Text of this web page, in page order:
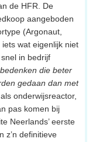
de HFR. De
aangeboden
(Argonaut,
wat eigenlijk niet
in bedrijf
die beter
gedaan dan met
onderwijsreactor,
pas komen bij
Neerlands’ eerste
z’n definitieve